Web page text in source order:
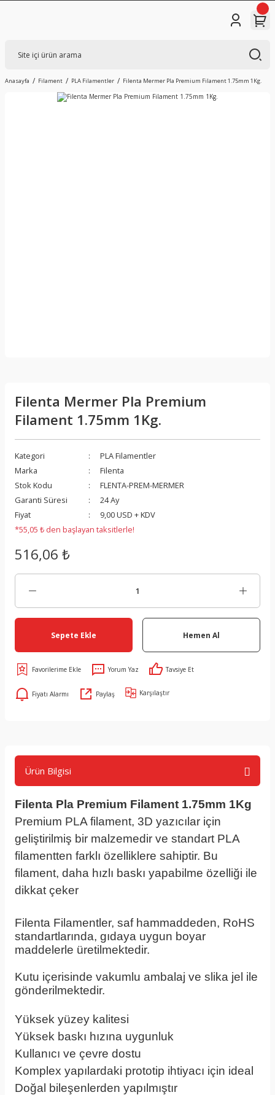
Anasayfa Filament PLA Filamentler Filenta Mermer Pla Premium Filament 1.75mm 1Kg.
Filenta Mermer Pla Premium
Filament 1.75mm 1Kg.
Kategori
PLA Filamentler
Marka
Filenta
Stok Kodu
FLENTA-PREM-MERMER
Garanti Süresi
24 Ay
Fiyat
9,00 USD + KDV
*55,05 ₺ den başlayan taksitlerle!
516,06 ₺
Sepete Ekle Hemen Al
Yorum Yaz Tavsiye Et
Fiyatı Alarmı Paylaş Karşılaştır
Ürün Bilgisi
Filenta Pla Premium Filament 1.75mm 1Kg
Premium PLA filament, 3D yazıcılar için
geliştirilmiş bir malzemedir ve standart PLA
filamentten farklı özelliklere sahiptir. Bu
filament, daha hızlı baskı yapabilme özelliği ile
dikkat çeker
Filenta Filamentler, saf hammaddeden, RoHS
standartlarında, gıdaya uygun boyar
maddelerle üretilmektedir.
Kutu içerisinde vakumlu ambalaj ve slika jel ile
gönderilmektedir.
Yüksek yüzey kalitesi
Yüksek baskı hızına uygunluk
Kullanıcı ve çevre dostu
Komplex yapılardaki prototip ihtiyacı için ideal
Doğal bileşenlerden yapılmıştır